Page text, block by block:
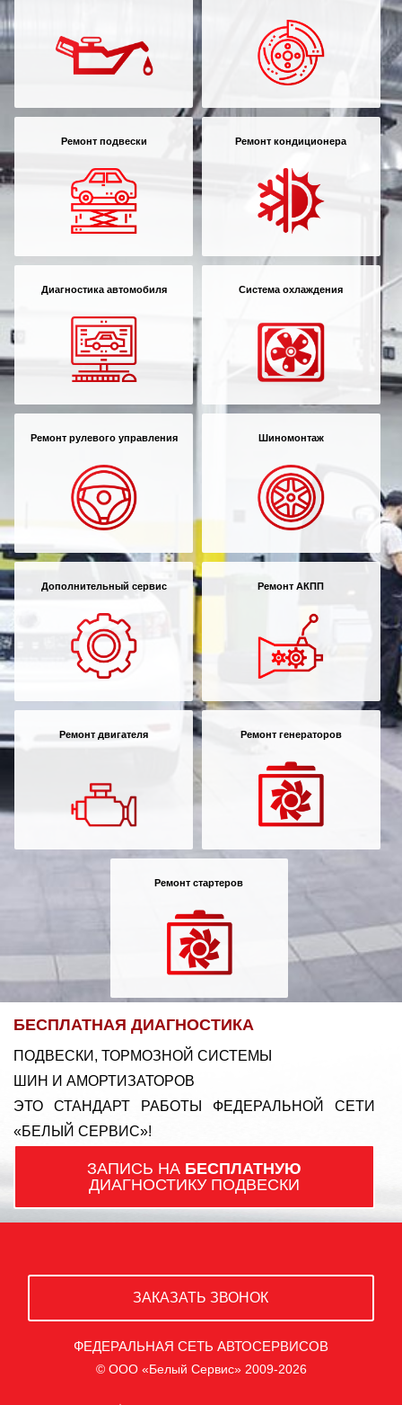
Ремонт подвески Ремонт кондиционера
Диагностика автомобиля Система охлаждения
Ремонт рулевого управления Шиномонтаж
Дополнительный сервис Ремонт АКПП
Ремонт двигателя Ремонт генераторов
Ремонт стартеров
БЕСПЛАТНАЯ ДИАГНОСТИКА
ПОДВЕСКИ, ТОРМОЗНОЙ СИСТЕМЫ
ШИН И АМОРТИЗАТОРОВ
ЭТО СТАНДАРТ РАБОТЫ ФЕДЕРАЛЬНОЙ СЕТИ
«БЕЛЫЙ СЕРВИС»!
ЗАПИСЬ НА БЕСПЛАТНУЮ
ДИАГНОСТИКУ ПОДВЕСКИ
ЗАКАЗАТЬ ЗВОНОК
ФЕДЕРАЛЬНАЯ СЕТЬ АВТОСЕРВИСОВ
© ООО «Белый Сервис» 2009-2026